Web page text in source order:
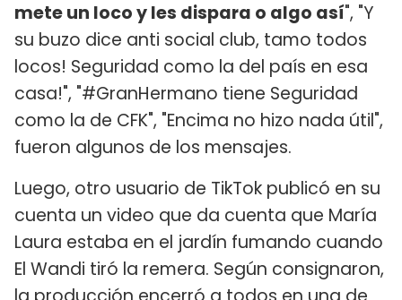
mete un loco y les dispara o algo así", "Y
su buzo dice anti social club, tamo todos
locos! Seguridad como la del país en esa
casa!", "#GranHermano tiene Seguridad
como la de CFK", "Encima no hizo nada útil",
fueron algunos de los mensajes.
Luego, otro usuario de TikTok publicó en su
cuenta un video que da cuenta que María
Laura estaba en el jardín fumando cuando
El Wandi tiró la remera. Según consignaron,